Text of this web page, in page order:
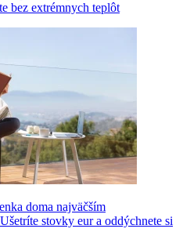
bez extrémnych teplôt
doma najväčším
stovky eur a oddýchnete si